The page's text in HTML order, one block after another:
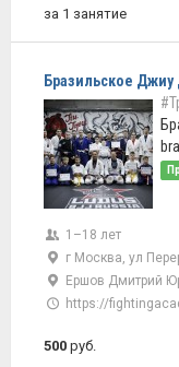
за 1 занятие
Бразильское
1–18 лет
г Москва, ул
Ершов Дмитрий
https://
500 руб.